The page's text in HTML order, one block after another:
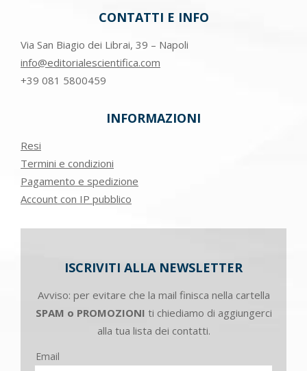
CONTATTI E INFO
Via San Biagio dei Librai, 39 – Napoli
info@editorialescientifica.com
+39 081 5800459
INFORMAZIONI
Resi
Termini e condizioni
Pagamento e spedizione
Account con IP pubblico
ISCRIVITI ALLA NEWSLETTER
Avviso: per evitare che la mail finisca nella cartella
SPAM o PROMOZIONI ti chiediamo di aggiungerci
alla tua lista dei contatti.
Email